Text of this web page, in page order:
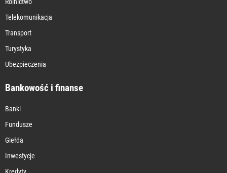
Telekomunikacja
Transport
Turystyka
Ubezpieczenia
Bankowość i finanse
Banki
Fundusze
Giełda
Inwestycje
Kredyty